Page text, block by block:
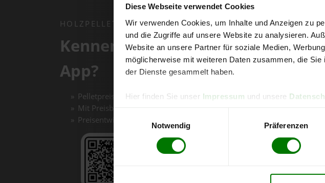
Diese Webseite verwendet Cookies
Wir verwenden Cookies, um Inhalte und Anzeigen zu
und die Zugriffe auf unsere Website zu analysieren.
Website an unsere Partner für soziale Medien,
möglicherweise mit weiteren Daten zusammen, die
der Dienste gesammelt haben.
Hier finden Sie unser Impressum und unsere
Notwendig
Präferenzen
HOLZPELLETS.NET APP
Kennen Sie schon unsere
App?
Pelletpreise mit einem Klick vergleichen und direkt online bestellen
Mit Preisbenachrichtigungen immer auf dem aktuellen Stand
Preisentwicklungen im Chart einfach nachverfolgen